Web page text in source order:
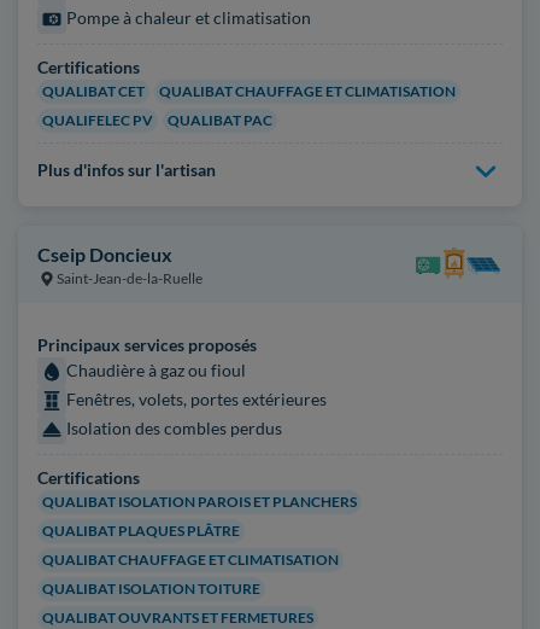
Pompe à chaleur et climatisation
Certifications
QUALIBAT CET
QUALIBAT CHAUFFAGE ET CLIMATISATION
QUALIFELEC PV
QUALIBAT PAC
Plus d'infos sur l'artisan
Cseip Doncieux
Saint-Jean-de-la-Ruelle
Principaux services proposés
Chaudière à gaz ou fioul
Fenêtres, volets, portes extérieures
Isolation des combles perdus
Certifications
QUALIBAT ISOLATION PAROIS ET PLANCHERS
QUALIBAT PLAQUES PLÂTRE
QUALIBAT CHAUFFAGE ET CLIMATISATION
QUALIBAT ISOLATION TOITURE
QUALIBAT OUVRANTS ET FERMETURES